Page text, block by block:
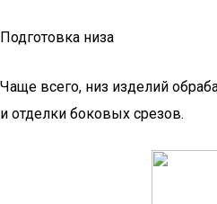
Подготовка низа
Чаще всего, низ изделий
и отделки боковых срезов.